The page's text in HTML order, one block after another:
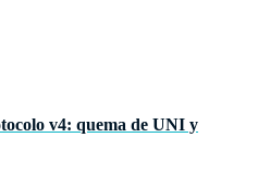
v4: quema de UNI y